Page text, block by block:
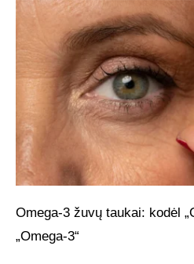
Omega-3 žuvų taukai: kodėl
„Omega-3“